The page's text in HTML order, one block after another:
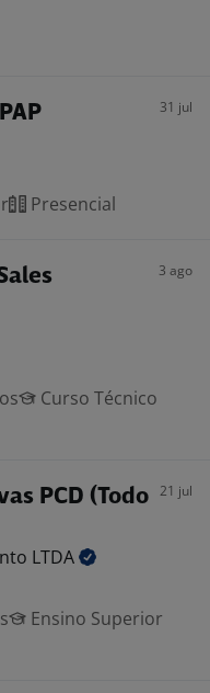
31 jul
Presencial
3 ago
Curso Técnico
PCD (Todo 21 jul
LTDA
Ensino Superior